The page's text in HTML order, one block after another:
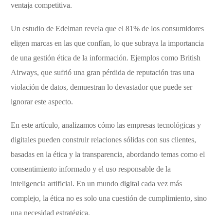
ventaja competitiva.
Un estudio de Edelman revela que el 81% de los consumidores
eligen marcas en las que confían, lo que subraya la importancia
de una gestión ética de la información. Ejemplos como British
Airways, que sufrió una gran pérdida de reputación tras una
violación de datos, demuestran lo devastador que puede ser
ignorar este aspecto.
En este artículo, analizamos cómo las empresas tecnológicas y
digitales pueden construir relaciones sólidas con sus clientes,
basadas en la ética y la transparencia, abordando temas como el
consentimiento informado y el uso responsable de la
inteligencia artificial. En un mundo digital cada vez más
complejo, la ética no es solo una cuestión de cumplimiento, sino
una necesidad estratégica.